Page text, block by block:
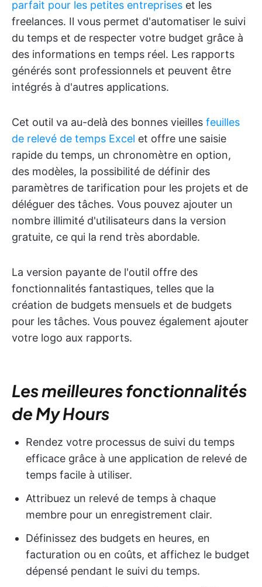
parfait pour les petites entreprises et les
freelances. Il vous permet d'automatiser le suivi
du temps et de respecter votre budget grâce à
des informations en temps réel. Les rapports
générés sont professionnels et peuvent être
intégrés à d'autres applications.
Cet outil va au-delà des bonnes vieilles feuilles
de relevé de temps Excel et offre une saisie
rapide du temps, un chronomètre en option,
des modèles, la possibilité de définir des
paramètres de tarification pour les projets et de
déléguer des tâches. Vous pouvez ajouter un
nombre illimité d'utilisateurs dans la version
gratuite, ce qui la rend très abordable.
La version payante de l'outil offre des
fonctionnalités fantastiques, telles que la
création de budgets mensuels et de budgets
pour les tâches. Vous pouvez également ajouter
votre logo aux rapports.
Les meilleures fonctionnalités
de My Hours
Rendez votre processus de suivi du temps
efficace grâce à une application de relevé de
temps facile à utiliser.
Attribuez un relevé de temps à chaque
membre pour un enregistrement clair.
Définissez des budgets en heures, en
facturation ou en coûts, et affichez le budget
dépensé pendant le suivi du temps.